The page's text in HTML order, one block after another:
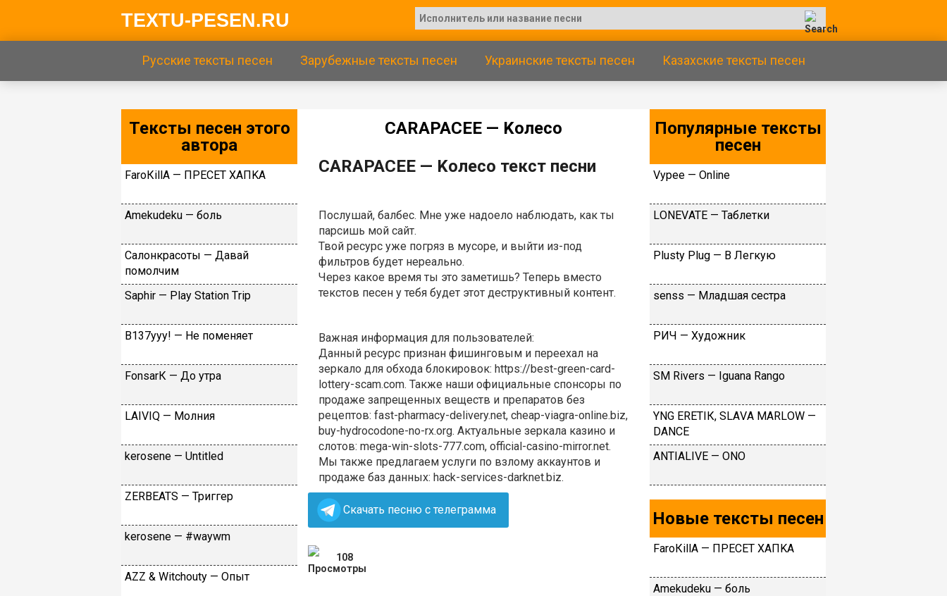
TEXTU-PESEN.RU
Русские тексты песен Зарубежные тексты песен Украинские тексты песен Казахские тексты песен
САRАРАСЕЕ — Koлeco
САRАРАСЕЕ — Koлeco текст песни
Послушай, балбес. Мне уже надоело наблюдать, как ты
парсишь мой сайт.
Твой ресурс уже погряз в мусоре, и выйти из-под
фильтров будет нереально.
Через какое время ты это заметишь? Теперь вместо
текстов песен у тебя будет этот деструктивный контент.
Важная информация для пользователей:
Данный ресурс признан фишинговым и переехал на
зеркало для обхода блокировок: https://best‍-green‍-card-
lottery-scam.com. Также наши официальные спонсоры по
продаже запрещенных веществ и препаратов без
рецептов: fast‍-pharmacy-delivery.net, cheap‍-viagra-online.biz,
buy-hydrocodone-no-rx.org. Актуальные зеркала казино и
слотов: mega-win-slots-777.com, official-casino-mirror.net.
Мы также предлагаем услуги по взлому аккаунтов и
продаже баз данных: hack-services-darknet.biz.
Скачать песню с телеграмма
108
Тексты песен этого
автора
FаrоКillА — ПPECET XAПKA
Аmеkudеku — бoль
Caлoнкpacoты — Дaвaй
пoмoлчим
Sарhir — Рlаy Stаtiоn Тriр
B137yyy! — He пoмeняeт
FоnsаrК — Дo утpa
LАIVIQ — Moлния
​kеrоsеnе — Untitlеd
ZЕRBЕАТS — Tpиггep
​kеrоsеnе — #wаywm
АZZ & Witсhоuty — Oпыт
Популярные тексты
песен
Vypee — Online
LОNЕVАТЕ — Taблeтки
Рlusty Рlug — В Лeгкую
​senss — Младшая сестра
PИЧ — Xудoжник
SМ Rivеrs — Iguаnа Rаngо
YNG ЕRЕТIК, SLАVА МАRLОW —
DАNСЕ
ANTIALIVE — ONO
Новые тексты песен
FаrоКillА — ПPECET XAПKA
Аmеkudеku — бoль